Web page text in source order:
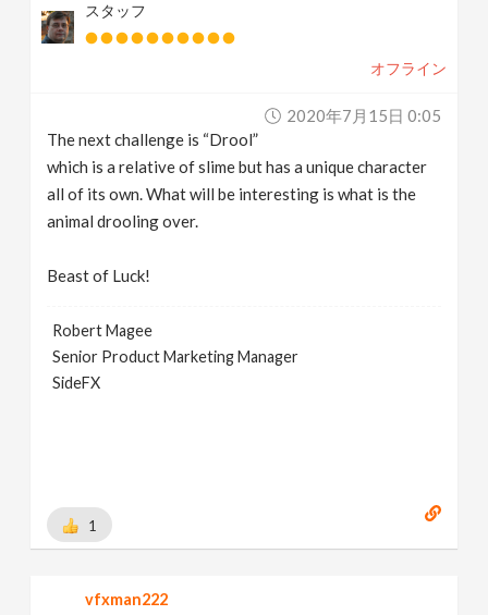
g
スタッフ
オフライン
2020年7月15日 0:05
The next challenge is “Drool”
which is a relative of slime but has a unique character
all of its own. What will be interesting is what is the
animal drooling over.
Beast of Luck!
Robert Magee
Senior Product Marketing Manager
SideFX
1
vfxman222